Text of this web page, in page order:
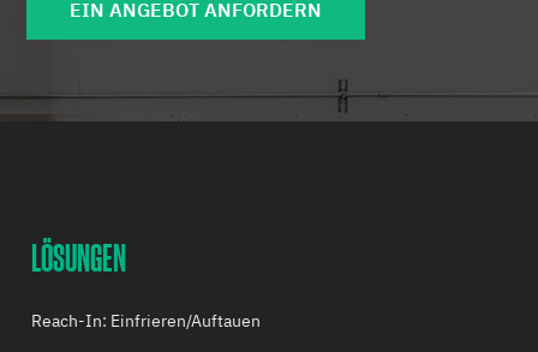
EIN ANGEBOT ANFORDERN
LÖSUNGEN
Reach-In: Einfrieren/Auftauen